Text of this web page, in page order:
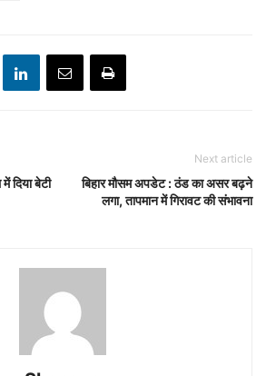
दिया बेटी
Next article
बिहार मौसम अपडेट : ठंड का असर बढ़ने
लगा, तापमान में गिरावट की संभावना